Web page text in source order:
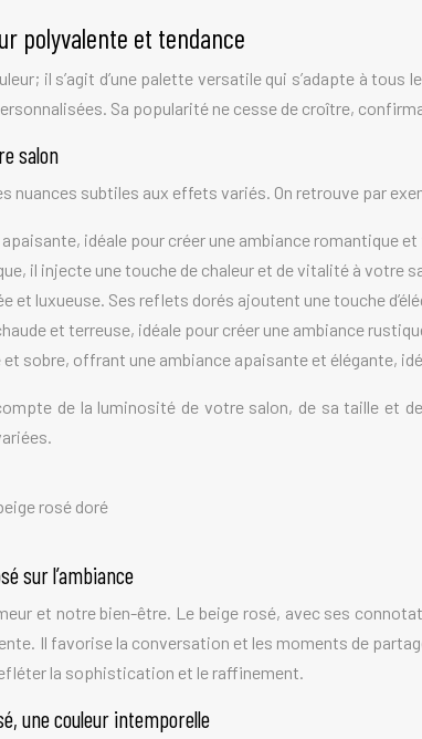
polyvalente et tendance
il s’agit d’une palette versatile qui s’adapte à
Sa popularité ne cesse de croître,
salon
nuances subtiles aux effets variés. On retrouve par
idéale pour créer une ambiance romantique
il injecte une touche de chaleur et de vitalité à votre
et luxueuse. Ses reflets dorés ajoutent une touche
et terreuse, idéale pour créer une ambiance
et sobre, offrant une ambiance apaisante et élégante,
de la luminosité de votre salon, de sa taille et
sur l’ambiance
et notre bien-être. Le beige rosé, avec ses
Il favorise la conversation et les moments de
la sophistication et le raffinement.
une couleur intemporelle